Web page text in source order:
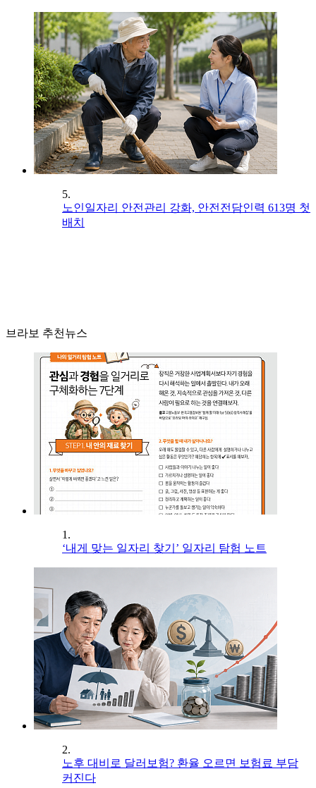
5.
노인일자리 안전관리 강화, 안전전담인력 613명 첫
배치
브라보 추천뉴스
1.
‘내게 맞는 일자리 찾기’ 일자리 탐험 노트
2.
노후 대비로 달러보험? 환율 오르면 보험료 부담
커진다